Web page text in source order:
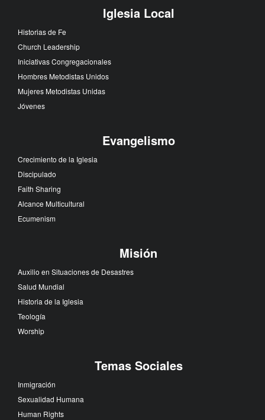
Iglesia Local
Historias de Fe
Church Leadership
Iniciativas Congregacionales
Hombres Metodistas Unidos
Mujeres Metodistas Unidas
Jóvenes
Evangelismo
Crecimiento de la Iglesia
Discipulado
Faith Sharing
Alcance Multicultural
Ecumenism
Misión
Auxilio en Situaciones de Desastres
Salud Mundial
Historia de la Iglesia
Teología
Worship
Temas Sociales
Inmigración
Sexualidad Humana
Human Rights